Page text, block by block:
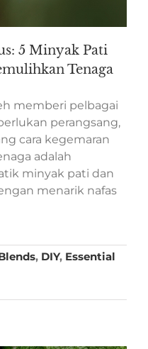
5 Minyak Pati
Tenaga
memberi pelbagai
perangsang,
cara kegemaran
adalah
minyak pati dan
menarik nafas
, DIY, Essential